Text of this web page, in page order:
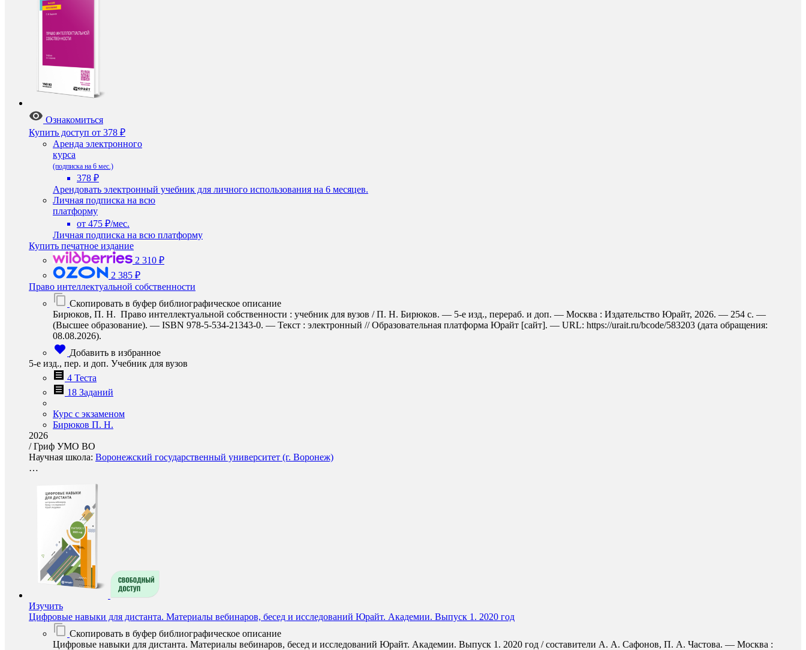
Ознакомиться
Купить доступ от 378 ₽
Аренда электронного
курса
(подписка на 6 мес.)
378 ₽
Арендовать электронный учебник для личного использования на 6 месяцев.
Личная подписка на всю
платформу
от 475 ₽/мес.
Личная подписка на всю платформу
Купить печатное издание
2 310 ₽
2 385 ₽
Право интеллектуальной собственности
Скопировать в буфер библиографическое описание
Бирюков, П. Н. Право интеллектуальной собственности : учебник для вузов / П. Н. Бирюков. — 5-е изд., перераб. и доп. — Москва : Издательство Юрайт, 2026. — 254 с. —
(Высшее образование). — ISBN 978-5-534-21343-0. — Текст : электронный // Образовательная платформа Юрайт [сайт]. — URL: https://urait.ru/bcode/583203 (дата обращения:
08.08.2026).
Добавить в избранное
5-е изд., пер. и доп. Учебник для вузов
4 Теста
18 Заданий
Курс с экзаменом
Бирюков П. Н.
2026
/Гриф УМО ВО
Научная школа: Воронежский государственный университет (г. Воронеж)
…
Изучить
Цифровые навыки для дистанта. Материалы вебинаров, бесед и исследований Юрайт. Академии. Выпуск 1. 2020 год
Скопировать в буфер библиографическое описание
Цифровые навыки для дистанта. Материалы вебинаров, бесед и исследований Юрайт. Академии. Выпуск 1. 2020 год / составители А. А. Сафонов, П. А. Частова. — Москва :